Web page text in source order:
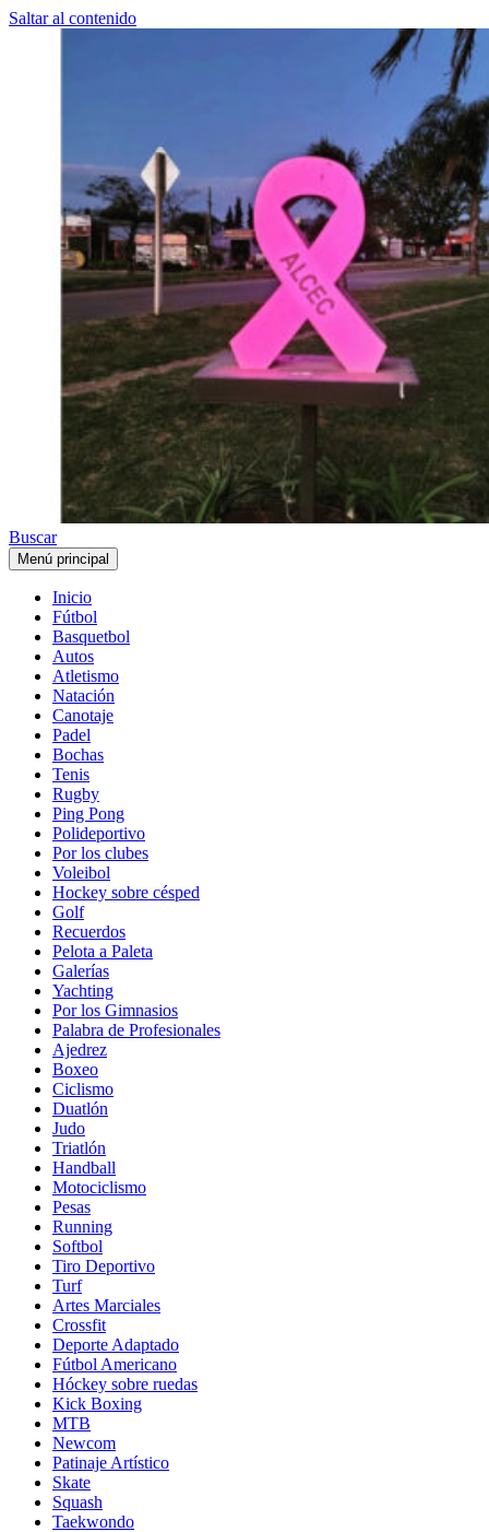
Saltar al contenido
Buscar
Menú principal
Inicio
Fútbol
Basquetbol
Autos
Atletismo
Natación
Canotaje
Padel
Bochas
Tenis
Rugby
Ping Pong
Polideportivo
Por los clubes
Voleibol
Hockey sobre césped
Golf
Recuerdos
Pelota a Paleta
Galerías
Yachting
Por los Gimnasios
Palabra de Profesionales
Ajedrez
Boxeo
Ciclismo
Duatlón
Judo
Triatlón
Handball
Motociclismo
Pesas
Running
Softbol
Tiro Deportivo
Turf
Artes Marciales
Crossfit
Deporte Adaptado
Fútbol Americano
Hóckey sobre ruedas
Kick Boxing
MTB
Newcom
Patinaje Artístico
Skate
Squash
Taekwondo